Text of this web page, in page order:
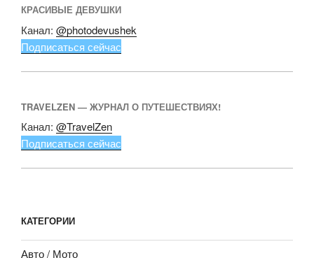
КРАСИВЫЕ ДЕВУШКИ
Канал: @photodevushek
Подписаться сейчас
TRAVELZEN — ЖУРНАЛ О ПУТЕШЕСТВИЯХ!
Канал: @TravelZen
Подписаться сейчас
КАТЕГОРИИ
Авто / Мото